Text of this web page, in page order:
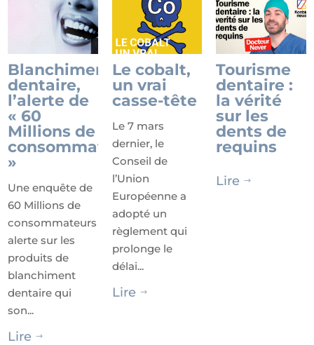
Blanchiment
dentaire,
l’alerte de
« 60
Millions de
consommateurs
»
Une enquête de
60 Millions de
consommateurs
alerte sur les
produits de
blanchiment
dentaire qui
son...
Lire $
Le cobalt,
un vrai
casse-tête
Le 7 mars
dernier, le
Conseil de
l’Union
Européenne a
adopté un
règlement qui
prolonge le
délai...
Lire $
Tourisme
dentaire :
la vérité
sur les
dents de
requins
Lire $